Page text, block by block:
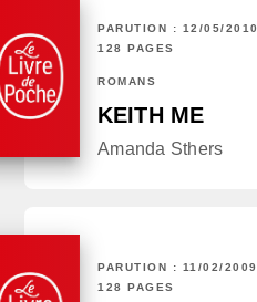
PARUTION : 12/05/2010
128 PAGES
ROMANS
KEITH ME
Amanda Sthers
PARUTION : 11/02/2009
128 PAGES